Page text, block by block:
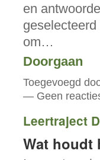
en
om…
Doorgaan
Toegevoegd
— Geen
Leertraject
Wat houdt